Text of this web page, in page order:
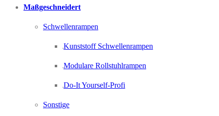
Maßgeschneidert
Schwellenrampen
Kunststoff Schwellenrampen
Modulare Rollstuhlrampen
Do-It Yourself-Profi
Sonstige